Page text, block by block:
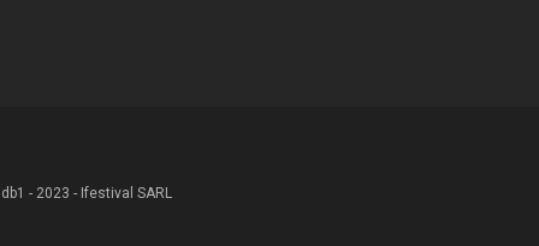
- 2023 - Ifestival SARL